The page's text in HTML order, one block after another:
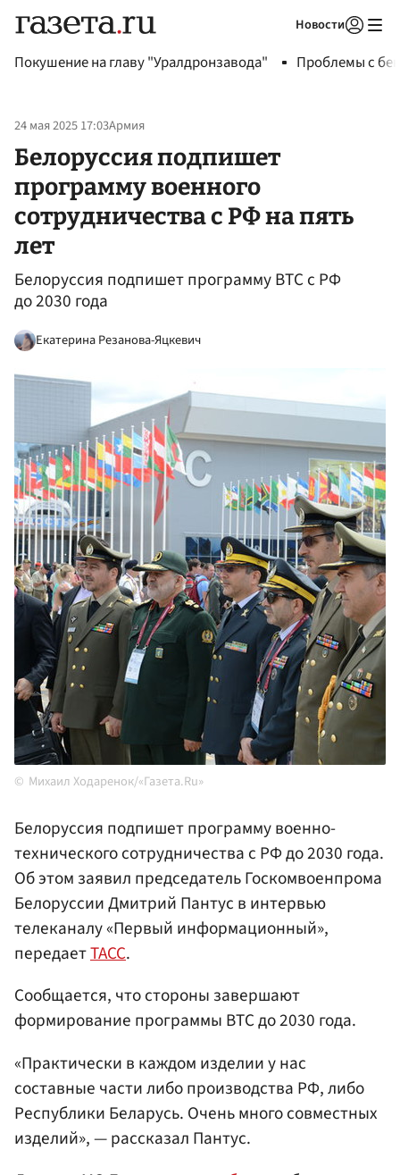
Новости
Покушение на главу "Уралдронзавода" Проблемы с
24 мая 2025 17:03Армия
Белоруссия подпишет
программу военного
сотрудничества с РФ на пять
лет
Белоруссия подпишет программу ВТС с РФ
до 2030 года
Екатерина Резанова-Яцкевич
Михаил Ходаренок/«Газета.Ru»
Белоруссия подпишет программу военно-
технического сотрудничества с РФ до 2030 года.
Об этом заявил председатель Госкомвоенпрома
Белоруссии Дмитрий Пантус в интервью
телеканалу «Первый информационный»,
передаетТАСС.
Сообщается, что стороны завершают
формирование программы ВТС до 2030 года.
«Практически в каждом изделии у нас
составные части либо производства РФ, либо
Республики Беларусь. Очень много совместных
изделий», — рассказал Пантус.